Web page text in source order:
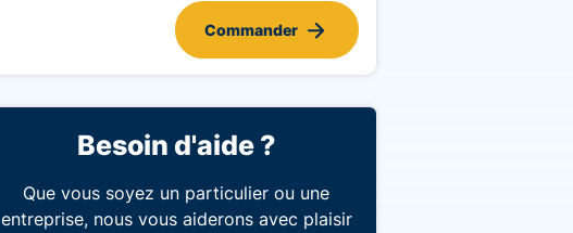
Commander
Besoin d'aide ?
Que vous soyez un particulier ou une
entreprise, nous vous aiderons avec plaisir